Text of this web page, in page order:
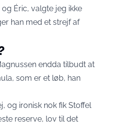
Éric, valgte jeg ikke
han med et strejf af
endda tilbudt at
som er et løb, han
og ironisk nok fik Stoffel
reserve, lov til det